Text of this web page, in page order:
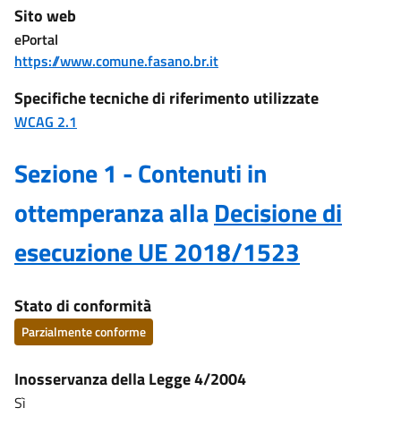
Sito web
ePortal
https://www.comune.fasano.br.it
Specifiche tecniche di riferimento utilizzate
WCAG 2.1
Sezione 1 - Contenuti in
ottemperanza allaDecisione di
esecuzione UE 2018/1523
Stato di conformità
Parzialmente conforme
Inosservanza della Legge 4/2004
Sì